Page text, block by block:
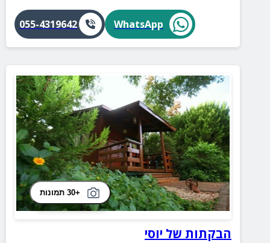
WhatsApp
055-4319642
+30 תמונות
הבקתות של יוסי